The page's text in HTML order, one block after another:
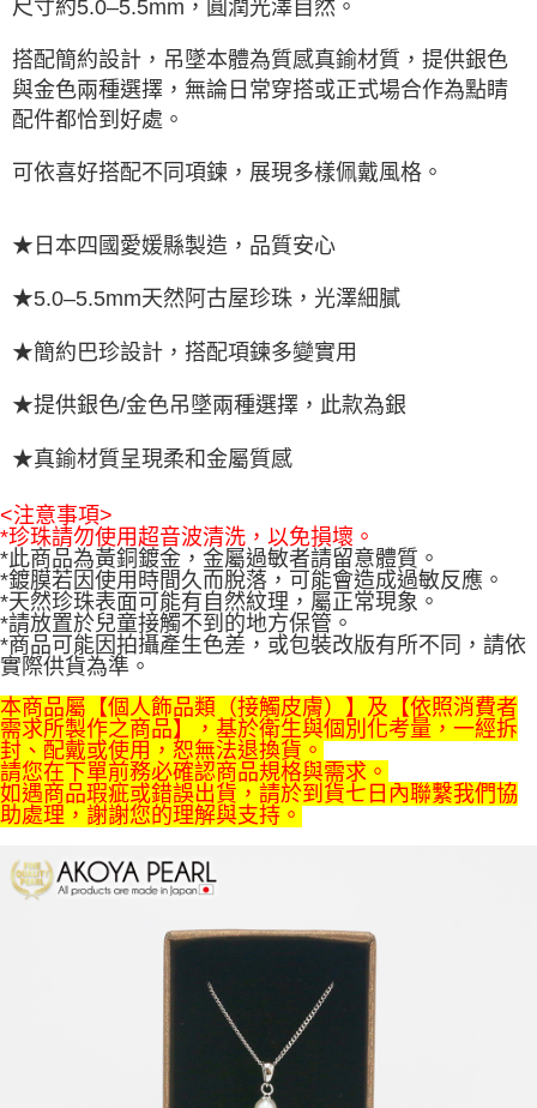
尺寸約5.0–5.5mm，圓潤光澤自然。
搭配簡約設計，吊墜本體為質感真鍮材質，提供銀色
與金色兩種選擇，無論日常穿搭或正式場合作為點睛
配件都恰到好處。
可依喜好搭配不同項鍊，展現多樣佩戴風格。
★日本四國愛媛縣製造，品質安心
★5.0–5.5mm天然阿古屋珍珠，光澤細膩
★簡約巴珍設計，搭配項鍊多變實用
★提供銀色/金色吊墜兩種選擇，此款為銀
★真鍮材質呈現柔和金屬質感
<注意事項>
*珍珠請勿使用超音波清洗，以免損壞。
*此商品為黃銅鍍金，金屬過敏者請留意體質。
*鍍膜若因使用時間久而脫落，可能會造成過敏反應。
*天然珍珠表面可能有自然紋理，屬正常現象。
*請放置於兒童接觸不到的地方保管。
*商品可能因拍攝產生色差，或包裝改版有所不同，請依
實際供貨為準。
本商品屬【個人飾品類（接觸皮膚）】及【依照消費者
需求所製作之商品】，基於衛生與個別化考量，一經拆
封、配戴或使用，恕無法退換貨。
請您在下單前務必確認商品規格與需求。
如遇商品瑕疵或錯誤出貨，請於到貨七日內聯繫我們協
助處理，謝謝您的理解與支持。